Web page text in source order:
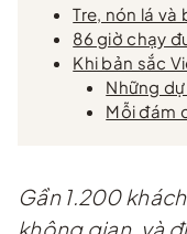
Tre, nón lá và
86 giờ chạy
Khi bản sắc
Những
Mỗi đám
Gần 1.200